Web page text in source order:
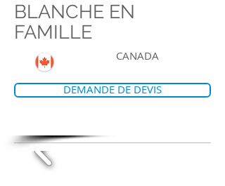
BLANCHE EN
FAMILLE
CANADA
DEMANDE DE DEVIS